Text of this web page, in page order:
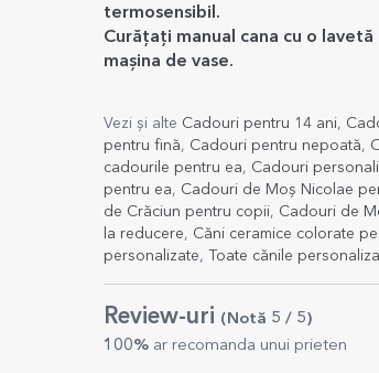
termosensibil.
Curățați manual cana cu o
mașina de vase.
Vezi și alte Cadouri pentru 14 ani,
pentru fină, Cadouri pentru nepoată,
cadourile pentru ea, Cadouri
pentru ea, Cadouri de Moș Nicolae
de Crăciun pentru copii, Cadouri de
la reducere, Căni ceramice colorate
personalizate, Toate cănile
Review-uri (Notă 5 / 5)
100% ar recomanda unui prieten